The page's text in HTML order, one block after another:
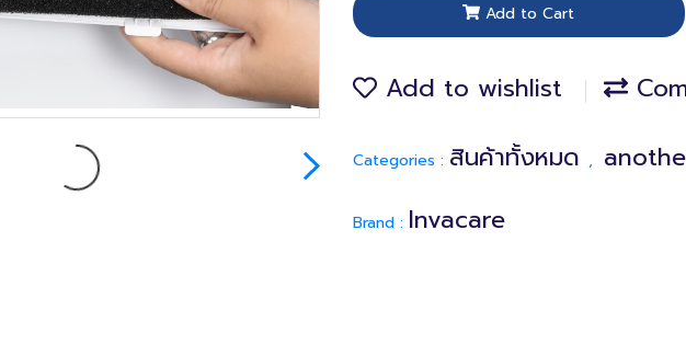
Add to Cart
Add to wishlist
Categories : สินค้าทั้งหมด ,
Brand : Invacare